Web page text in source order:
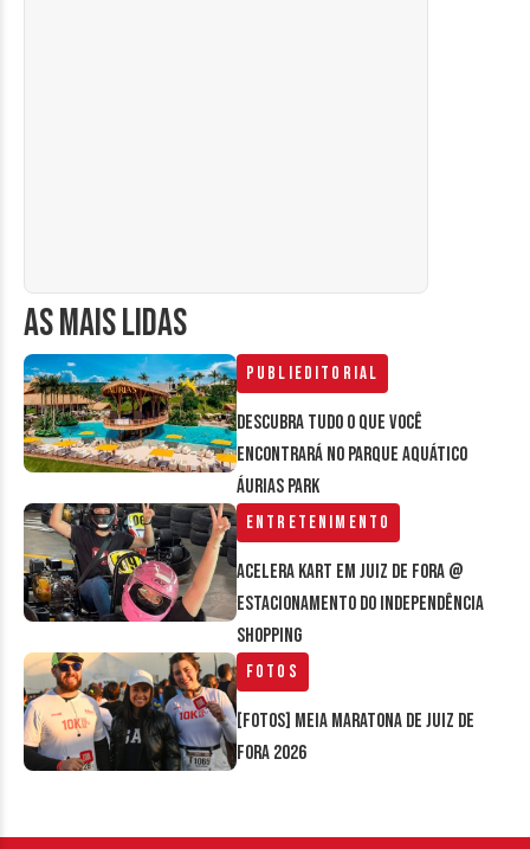
AS MAIS LIDAS
Publieditorial
Descubra tudo o que você
encontrará no parque aquático
Áurias Park
Entretenimento
Acelera Kart em Juiz de Fora @
estacionamento do Independência
Shopping
Fotos
[FOTOS] Meia Maratona de Juiz de
Fora 2026